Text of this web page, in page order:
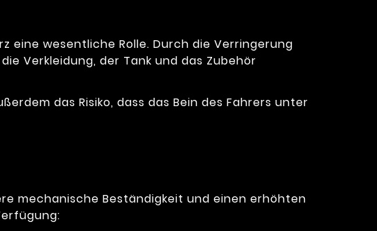
eine wesentliche Rolle. Durch die Verringerung
Verkleidung, der Tank und das Zubehör
das Risiko, dass das Bein des Fahrers unter
mechanische Beständigkeit und einen erhöhten